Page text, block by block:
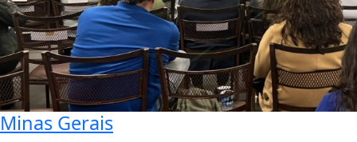
Minas Gerais